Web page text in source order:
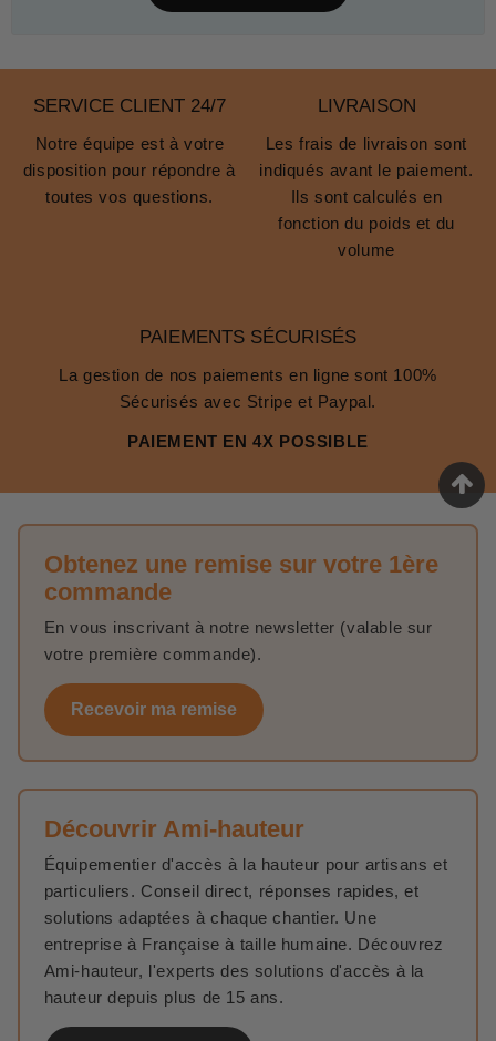
SERVICE CLIENT 24/7
Notre équipe est à votre
disposition pour répondre à
toutes vos questions.
LIVRAISON
Les frais de livraison sont
indiqués avant le paiement.
Ils sont calculés en
fonction du poids et du
volume
PAIEMENTS SÉCURISÉS
La gestion de nos paiements en ligne sont 100%
Sécurisés avec Stripe et Paypal.
PAIEMENT EN 4X POSSIBLE
Obtenez une remise sur votre 1ère
commande
En vous inscrivant à notre newsletter (valable sur
votre première commande).
Recevoir ma remise
Découvrir Ami-hauteur
Équipementier d'accès à la hauteur pour artisans et
particuliers. Conseil direct, réponses rapides, et
solutions adaptées à chaque chantier. Une
entreprise à Française à taille humaine. Découvrez
Ami-hauteur, l'experts des solutions d'accès à la
hauteur depuis plus de 15 ans.